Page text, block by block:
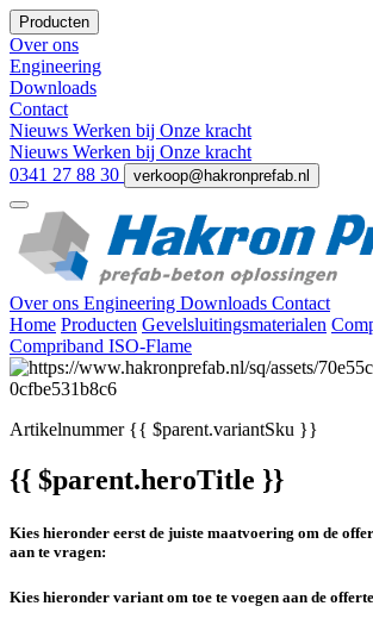
Producten
Over ons
Engineering
Downloads
Contact
Nieuws Werken bij Onze kracht
Nieuws Werken bij Onze kracht
0341 27 88 30
verkoop@hakronprefab.nl
Over ons Engineering Downloads Contact
Home Producten Gevelsluitingsmaterialen
Compriband ISO-Flame
Artikelnummer{{ $parent.variantSku }}
{{ $parent.heroTitle }}
Kies hieronder eerst de juiste maatvoering om de
aan te vragen:
Kies hieronder variant om toe te voegen aan de